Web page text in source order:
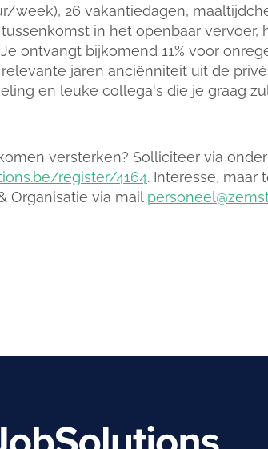
week), 26 vakantiedagen,
in het openbaar vervoer,
ontvangt bijkomend 11% voor
jaren anciënniteit uit de
en leuke collega's die je graag
versterken? Solliciteer via
register/4164. Interesse, maar
Organisatie via mail